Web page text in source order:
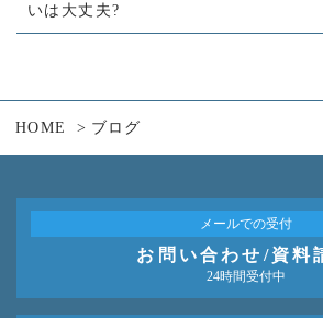
いは大丈夫?
HOME ブログ
メールでの受付
お問い合わせ/資料
24時間受付中